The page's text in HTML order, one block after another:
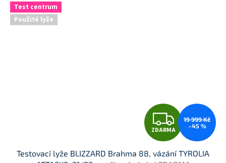
Test centrum
Použité lyže
Z
D
ZDARMA
19 999 Kč
–45 %
Testovací lyže BLIZZARD Brahma 88, vázání TYROLIA